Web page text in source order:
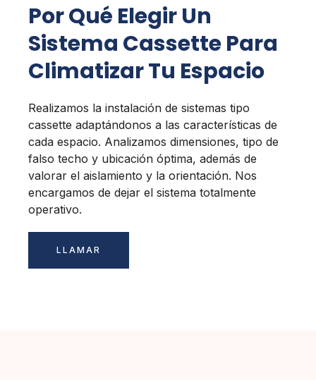
Por Qué Elegir Un
Sistema Cassette Para
Climatizar Tu Espacio
Realizamos la instalación de sistemas tipo
cassette adaptándonos a las características de
cada espacio. Analizamos dimensiones, tipo de
falso techo y ubicación óptima, además de
valorar el aislamiento y la orientación. Nos
encargamos de dejar el sistema totalmente
operativo.
LLAMAR